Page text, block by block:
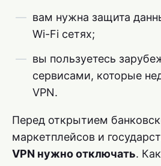
вам нужна защита
Wi-Fi сетях;
вы пользуетесь
сервисами, которые
VPN.
Перед открытием
маркетплейсов и
VPN нужно отключать.